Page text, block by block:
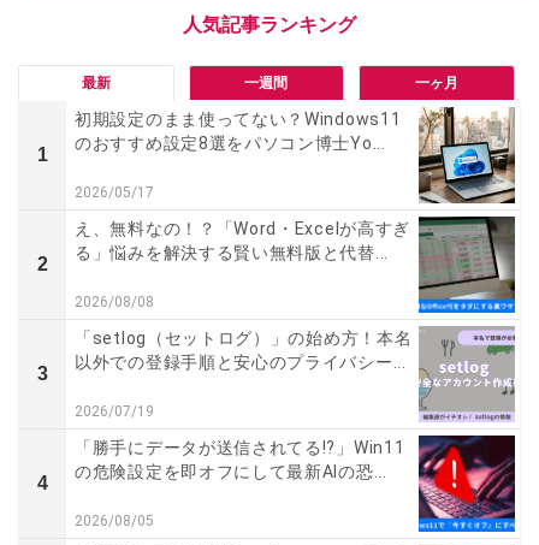
最新 一週間 一ヶ月
1
初期設定のまま使ってない？Windows11
のおすすめ設定8選をパソコン博士Yo...
2026/05/17
2
え、無料なの！？「Word・Excelが高すぎ
る」悩みを解決する賢い無料版と代替...
2026/08/08
3
「setlog（セットログ）」の始め方！本名
以外での登録手順と安心のプライバシー...
2026/07/19
4
「勝手にデータが送信されてる!?」Win11
の危険設定を即オフにして最新AIの恐...
2026/08/05